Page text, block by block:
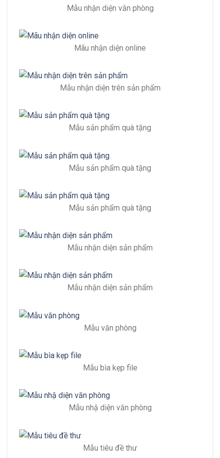
Mẫu nhận diện văn phòng
Mãu nhận diện online
Mẫu nhận diện trên sản phẩm
Mẫu sản phẩm quà tặng
Mẫu sản phẩm quà tặng
Mẫu sản phẩm quà tặng
Mẫu nhận diện sản phẩm
Mẫu nhận diện sản phẩm
Mẫu văn phòng
Mẫu bìa kẹp file
Mẫu nhậ diện văn phòng
Mẫu tiêu đề thư